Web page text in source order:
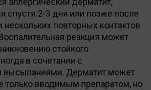
спустя 2-3 дня или позже после
нескольких повторных контактов
реакция может
стойкого
в сочетании с
высыпаниями. Дерматит может
только вводимым препаратом, но